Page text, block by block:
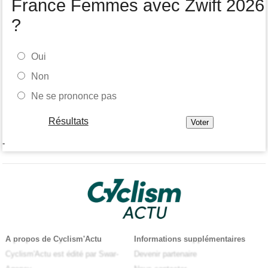
France Femmes avec Zwift 2026
?
Oui
Non
Ne se prononce pas
Résultats
-
A propos de Cyclism'Actu
Cyclism'Actu est édité par Swar-
Informations supplémentaires
Devenir partenaire